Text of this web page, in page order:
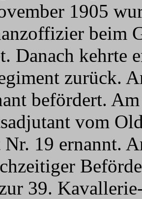
1905
beim
Danach kehrte
zurück.
befördert.
vom
19 ernannt.
39.